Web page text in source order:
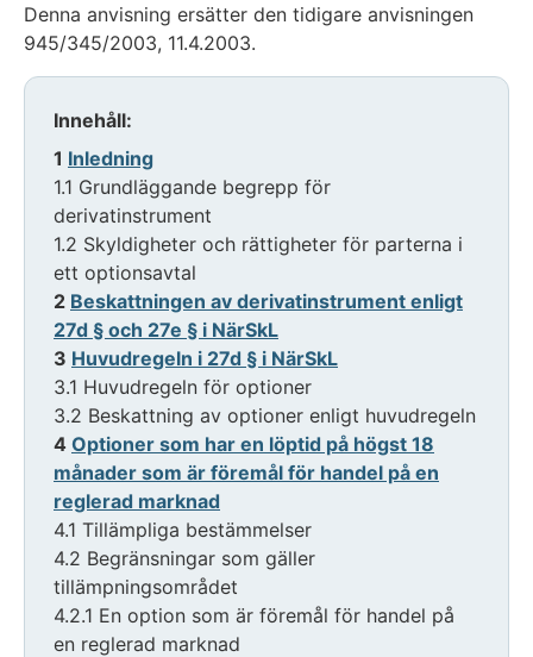
Denna anvisning ersätter den tidigare anvisningen
945/345/2003, 11.4.2003.
Innehåll:
1 Inledning
1.1 Grundläggande begrepp för
derivatinstrument
1.2 Skyldigheter och rättigheter för parterna i
ett optionsavtal
2 Beskattningen av derivatinstrument enligt
27d § och 27e § i NärSkL
3 Huvudregeln i 27d § i NärSkL
3.1 Huvudregeln för optioner
3.2 Beskattning av optioner enligt huvudregeln
4 Optioner som har en löptid på högst 18
månader som är föremål för handel på en
reglerad marknad
4.1 Tillämpliga bestämmelser
4.2 Begränsningar som gäller
tillämpningsområdet
4.2.1 En option som är föremål för handel på
en reglerad marknad